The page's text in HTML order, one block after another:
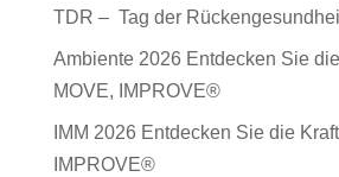
TDR – Tag der
Ambiente 2026 Entdecken Sie
MOVE, IMPROVE®
IMM 2026 Entdecken Sie die
IMPROVE®